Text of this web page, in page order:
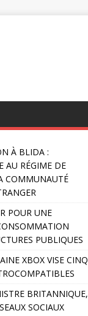
À BLIDA :
AU RÉGIME DE
COMMUNAUTÉ
POUR UNE
PUBLIQUES
XBOX VISE CINQ
BRITANNIQUE,
SOCIAUX